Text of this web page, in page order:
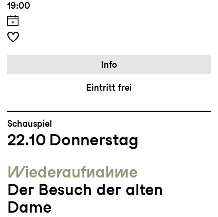
19:00
Info
Eintritt frei
Schauspiel
22.10 Donnerstag
Wieder­aufnahme
Der Besuch der alten
Dame